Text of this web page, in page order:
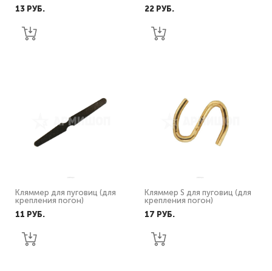
13 PУБ.
22 PУБ.
Кляммер для пуговиц (для
крепления погон)
11 PУБ.
Кляммер S для пуговиц (для
крепления погон)
17 PУБ.